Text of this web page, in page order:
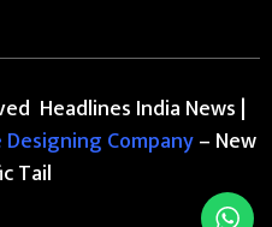
Headlines India News |
Company– New
Tail